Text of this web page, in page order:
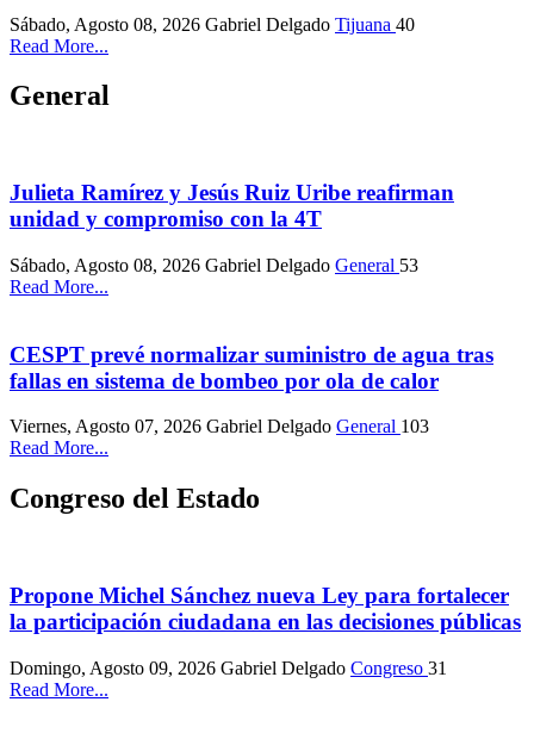
Sábado, Agosto 08, 2026 Gabriel Delgado Tijuana 40
Read More...
General
Julieta Ramírez y Jesús Ruiz Uribe reafirman
unidad y compromiso con la 4T
Sábado, Agosto 08, 2026 Gabriel Delgado General 53
Read More...
CESPT prevé normalizar suministro de agua tras
fallas en sistema de bombeo por ola de calor
Viernes, Agosto 07, 2026 Gabriel Delgado General 103
Read More...
Congreso del Estado
Propone Michel Sánchez nueva Ley para fortalecer
la participación ciudadana en las decisiones públicas
Domingo, Agosto 09, 2026 Gabriel Delgado Congreso 31
Read More...